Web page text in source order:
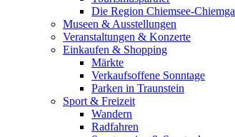
Die Region Chiemsee-
Museen & Ausstellungen
Veranstaltungen & Konzerte
Einkaufen & Shopping
Märkte
Verkaufsoffene Sonntage
Parken in Traunstein
Sport & Freizeit
Wandern
Radfahren